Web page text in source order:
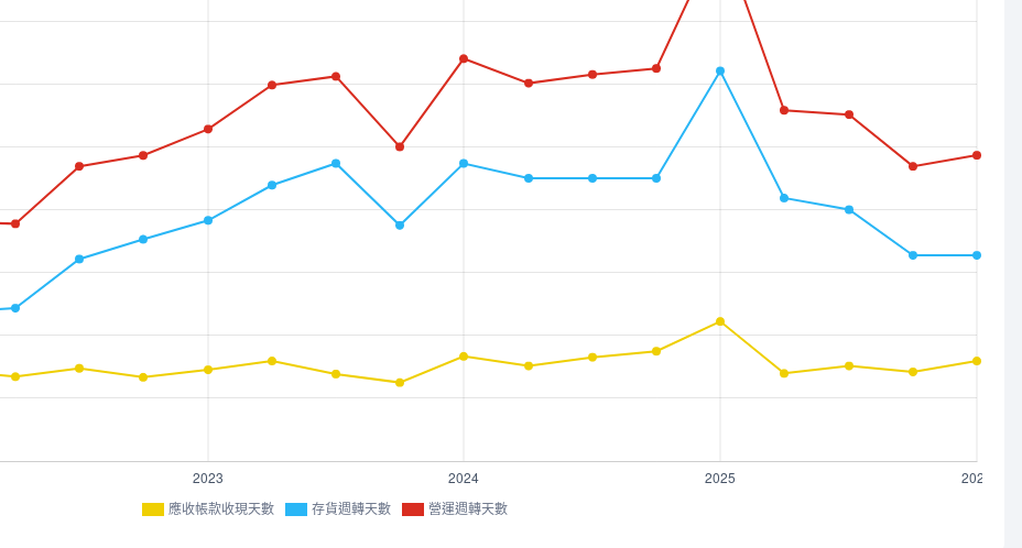
應收帳款收現天數 存貨週轉天數 營運週轉天數